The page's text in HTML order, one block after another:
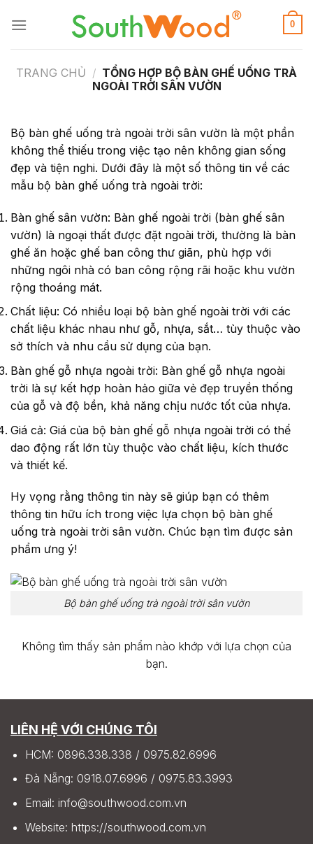
0
TRANG CHỦ / TỔNG HỢP BỘ BÀN GHẾ UỐNG TRÀ
NGOÀI TRỜI SÂN VƯỜN
Bộ bàn ghế uống trà ngoài trời sân vườn là một phần
không thể thiếu trong việc tạo nên không gian sống
đẹp và tiện nghi. Dưới đây là một số thông tin về các
mẫu bộ bàn ghế uống trà ngoài trời:
Bàn ghế sân vườn: Bàn ghế ngoài trời (bàn ghế sân
vườn) là ngoại thất được đặt ngoài trời, thường là bàn
ghế ăn hoặc ghế ban công thư giãn, phù hợp với
những ngôi nhà có ban công rộng rãi hoặc khu vườn
rộng thoáng mát.
Chất liệu: Có nhiều loại bộ bàn ghế ngoài trời với các
chất liệu khác nhau như gỗ, nhựa, sắt… tùy thuộc vào
sở thích và nhu cầu sử dụng của bạn.
Bàn ghế gỗ nhựa ngoài trời: Bàn ghế gỗ nhựa ngoài
trời là sự kết hợp hoàn hảo giữa vẻ đẹp truyền thống
của gỗ và độ bền, khả năng chịu nước tốt của nhựa.
Giá cả: Giá của bộ bàn ghế gỗ nhựa ngoài trời có thể
dao động rất lớn tùy thuộc vào chất liệu, kích thước
và thiết kế.
Hy vọng rằng thông tin này sẽ giúp bạn có thêm
thông tin hữu ích trong việc lựa chọn bộ bàn ghế
uống trà ngoài trời sân vườn. Chúc bạn tìm được sản
phẩm ưng ý!
Bộ bàn ghế uống trà ngoài trời sân vườn
Không tìm thấy sản phẩm nào khớp với lựa chọn của
bạn.
LIÊN HỆ VỚI CHÚNG TÔI
HCM: 0896.338.338 / 0975.82.6996
Đà Nẵng: 0918.07.6996 / 0975.83.3993
Email: info@southwood.com.vn
Website: https://southwood.com.vn